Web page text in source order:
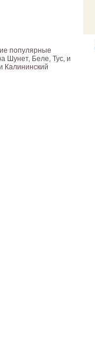
популярные
Шунет, Беле, Тус, и
Калининский